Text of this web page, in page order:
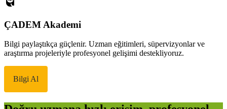
ÇADEM Akademi
Bilgi paylaştıkça güçlenir. Uzman eğitimleri, süpervizyonlar ve
araştırma projeleriyle profesyonel gelişimi destekliyoruz.
Bilgi Al